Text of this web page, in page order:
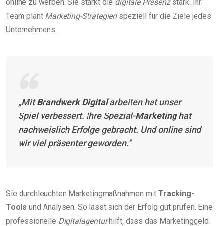
online zu werben. Sie stärkt die digitale Präsenzstark. Ihr
Team plant Marketing-Strategienspeziell für die Ziele jedes
Unternehmens.
„MitBrandwerk Digitalarbeiten hat unser
Spiel verbessert. Ihre Spezial-Marketinghat
nachweislich Erfolge gebracht. Und online sind
wir viel präsenter geworden.“
Sie durchleuchten Marketingmaßnahmen mit Tracking-
Tools und Analysen. So lässt sich der Erfolg gut prüfen. Eine
professionelle Digitalagenturhilft, dass das Marketinggeld